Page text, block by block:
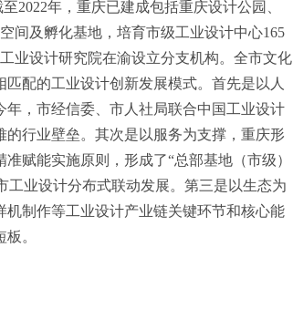
2022年，重庆已建成包括重庆设计公园、
间及孵化基地，培育市级工业设计中心165
业设计研究院在渝设立分支机构。全市文化
配的工业设计创新发展模式。首先是以人
，市经信委、市人社局联合中国工业设计
行业壁垒。其次是以服务为支撑，重庆形
赋能实施原则，形成了“总部基地（市级）
工业设计分布式联动发展。第三是以生态为
制作等工业设计产业链关键环节和核心能
。